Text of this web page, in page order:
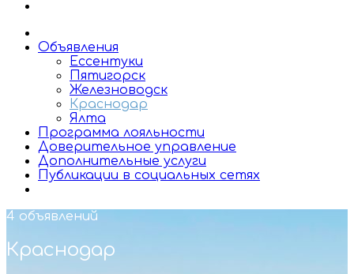
Объявления
Ессентуки
Пятигорск
Железноводск
Краснодар
Ялта
Программа лояльности
Доверительное управление
Дополнительные услуги
Публикации в социальных сетях
4 объявлений
Краснодар